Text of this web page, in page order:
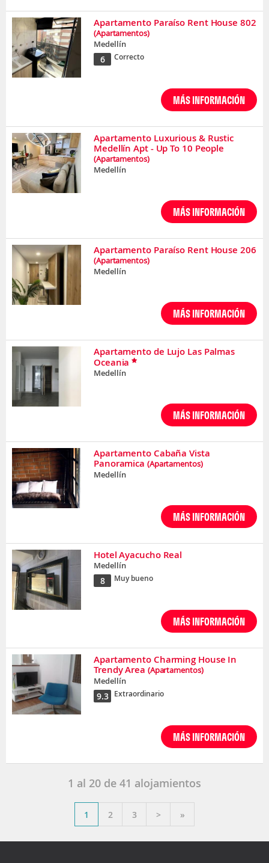
Apartamento Paraíso Rent House 802
(Apartamentos)
Medellín
6 Correcto
MÁS INFORMACIÓN
Apartamento Luxurious & Rustic
Medellín Apt - Up To 10 People
(Apartamentos)
Medellín
MÁS INFORMACIÓN
Apartamento Paraíso Rent House 206
(Apartamentos)
Medellín
MÁS INFORMACIÓN
Apartamento de Lujo Las Palmas
Oceania
Medellín
MÁS INFORMACIÓN
Apartamento Cabaña Vista
Panoramica (Apartamentos)
Medellín
MÁS INFORMACIÓN
Hotel Ayacucho Real
Medellín
8 Muy bueno
MÁS INFORMACIÓN
Apartamento Charming House In
Trendy Area (Apartamentos)
Medellín
9.3 Extraordinario
MÁS INFORMACIÓN
1 al 20 de 41 alojamientos
1 2 3 > »